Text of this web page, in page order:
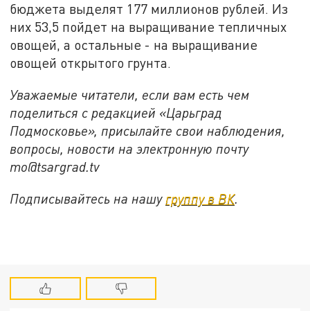
бюджета выделят 177 миллионов рублей. Из
них 53,5 пойдет на выращивание тепличных
овощей, а остальные - на выращивание
овощей открытого грунта.
Уважаемые читатели, если вам есть чем
поделиться с редакцией «Царьград
Подмосковье», присылайте свои наблюдения,
вопросы, новости на электронную почту
mo@tsargrad.tv
Подписывайтесь на нашу группу в ВК.